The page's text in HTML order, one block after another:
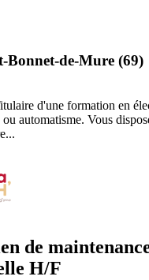
Bonnet-de-Mure (69)
d'une formation en
ou automatisme. Vous
de
H/F